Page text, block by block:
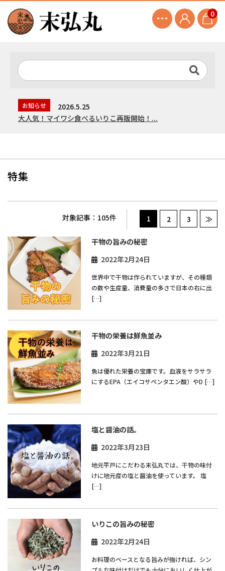
0
お知らせ
2026.5.25
大人気！マイワシ食べるいりこ再販開始！...
特集
1 2 3 ≫
対象記事：105件
干物の旨みの秘密
2022年2月24日
世界中で干物は作られていますが、その種類
の数や生産量、消費量の多さで日本の右に出
[…]
干物の栄養は鮮魚並み
2022年3月21日
魚は優れた栄養の宝庫です。血液をサラサラ
にするEPA（エイコサペンタエン酸）やD […]
塩と醤油の話。
2022年3月23日
地元平戸にこだわる末弘丸では、干物の味付
けに地元産の塩と醤油を使っています。 塩
[…]
いりこの旨みの秘密
2022年2月24日
お料理のベースとなる旨みが強ければ、シン